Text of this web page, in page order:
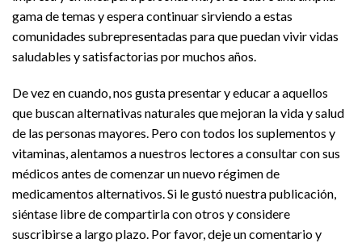
gama de temas y espera continuar sirviendo a estas
comunidades subrepresentadas para que puedan vivir vidas
saludables y satisfactorias por muchos años.
De vez en cuando, nos gusta presentar y educar a aquellos
que buscan alternativas naturales que mejoran la vida y salud
de las personas mayores. Pero con todos los suplementos y
vitaminas, alentamos a nuestros lectores a consultar con sus
médicos antes de comenzar un nuevo régimen de
medicamentos alternativos. Si le gustó nuestra publicación,
siéntase libre de compartirla con otros y considere
suscribirse a largo plazo. Por favor, deje un comentario y